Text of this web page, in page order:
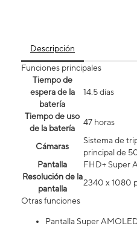
Descripción
Funciones principales
Tiempo de
espera de la
batería
14.5 días
Tiempo de uso
de la batería
47 horas
Cámaras
Sistema de
principal de
Pantalla
FHD+ Super
Resolución de la
pantalla
2340 x 1080
Otras funciones
Pantalla Super